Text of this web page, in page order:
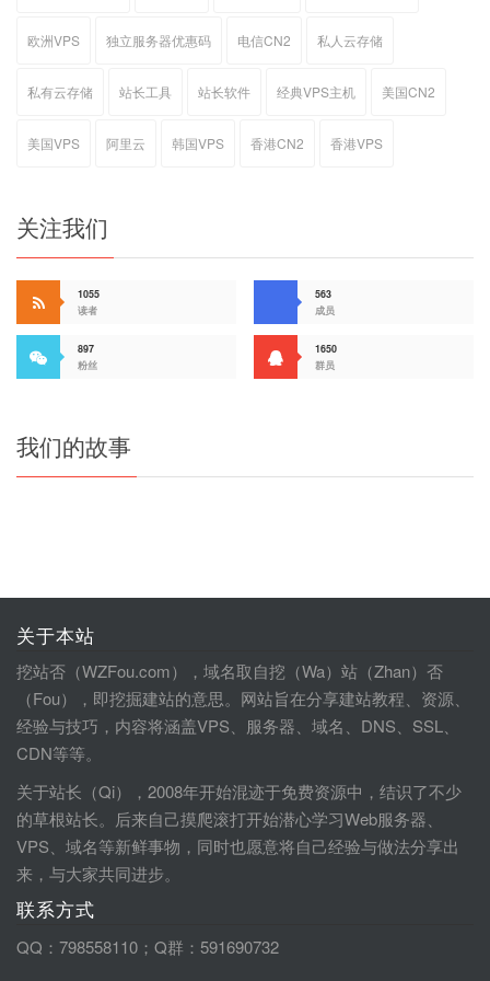
欧洲VPS 独立服务器优惠码 电信CN2 私人云存储
私有云存储 站长工具 站长软件 经典VPS主机 美国CN2
美国VPS 阿里云 韩国VPS 香港CN2 香港VPS
关注我们
1055
读者
563
成员
897
粉丝
1650
群员
我们的故事
关于本站
挖站否（WZFou.com），域名取自挖（Wa）站（Zhan）否
（Fou），即挖掘建站的意思。网站旨在分享建站教程、资源、
经验与技巧，内容将涵盖VPS、服务器、域名、DNS、SSL、
CDN等等。
关于站长（Qi），2008年开始混迹于免费资源中，结识了不少
的草根站长。后来自己摸爬滚打开始潜心学习Web服务器、
VPS、域名等新鲜事物，同时也愿意将自己经验与做法分享出
来，与大家共同进步。
联系方式
QQ：798558110；Q群：591690732